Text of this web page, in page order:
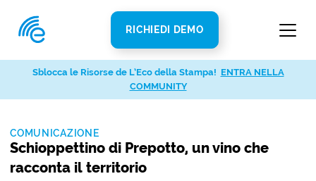
RICHIEDI DEMO
COMUNICAZIONE
Schioppettino di Prepotto, un vino che
racconta il territorio
Sblocca le Risorse de L’Eco della Stampa! ENTRA NELLA
COMMUNITY